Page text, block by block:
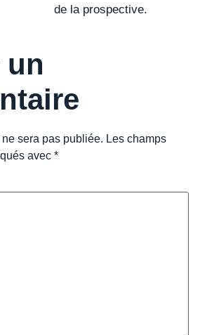
de la prospective.
un
sera pas publiée. Les champs
avec *